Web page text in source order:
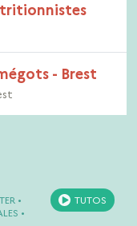
- Brest
•
•
TUTOS